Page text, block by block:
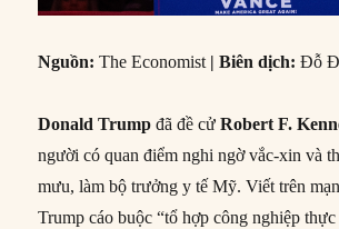
Nguồn:The Economist |Biên dịch:Đỗ
Donald Trump đã đề cửRobert F.
người có quan điểm nghi ngờ vắc-xin và
mưu, làm bộ trưởng y tế Mỹ. Viết trên
Trump cáo buộc “tổ hợp công nghiệp